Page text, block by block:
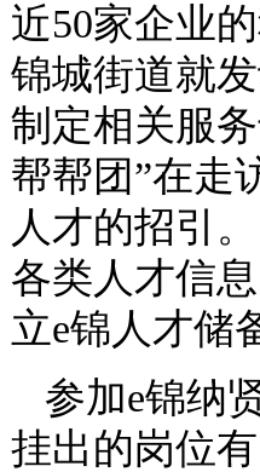
近50家企业
锦城街道就
制定相关服
帮帮团”在走
人才的招引
各类人才信
立e锦人才储
参加e锦纳
挂出的岗位